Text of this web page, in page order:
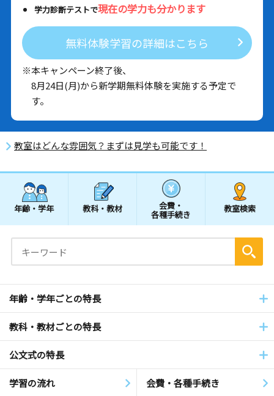
学力診断テストで現在の学力も分かります
無料体験学習の詳細はこちら
※本キャンペーン終了後、
8月24日(月)から新学期無料体験を実施する予定で
す。
教室はどんな雰囲気？まずは見学も可能です！
年齢・学年 教科・教材 会費・
各種手続き
教室検索
年齢・学年ごとの特長
教科・教材ごとの特長
公文式の特長
学習の流れ 会費・各種手続き